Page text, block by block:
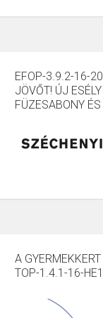
EFOP-3.9.2-16-
JÖVŐT! ÚJ
FÜZESABONY ÉS
A
TOP-1.4.1-16-